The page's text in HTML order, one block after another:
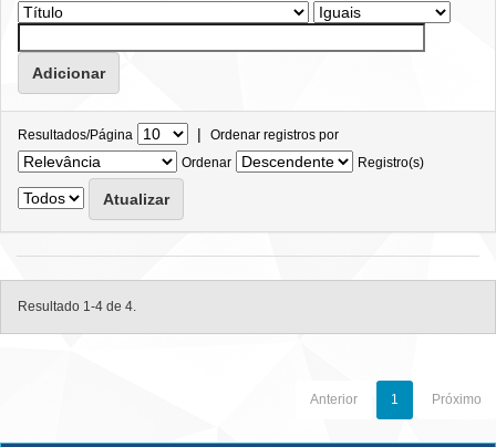
Resultados/Página | Ordenar registros por
Ordenar
Registro(s)
Resultado 1-4 de 4.
Anterior 1 Próximo